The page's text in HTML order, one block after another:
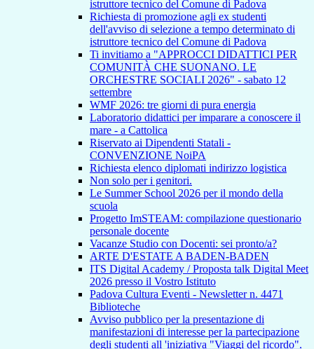
istruttore tecnico del Comune di Padova
Richiesta di promozione agli ex studenti
dell'avviso di selezione a tempo determinato di
istruttore tecnico del Comune di Padova
Ti invitiamo a "APPROCCI DIDATTICI PER
COMUNITÀ CHE SUONANO. LE
ORCHESTRE SOCIALI 2026" - sabato 12
settembre
WMF 2026: tre giorni di pura energia
Laboratorio didattici per imparare a conoscere il
mare - a Cattolica
Riservato ai Dipendenti Statali -
CONVENZIONE NoiPA
Richiesta elenco diplomati indirizzo logistica
Non solo per i genitori.
Le Summer School 2026 per il mondo della
scuola
Progetto ImSTEAM: compilazione questionario
personale docente
Vacanze Studio con Docenti: sei pronto/a?
ARTE D'ESTATE A BADEN-BADEN
ITS Digital Academy / Proposta talk Digital Meet
2026 presso il Vostro Istituto
Padova Cultura Eventi - Newsletter n. 4471
Biblioteche
Avviso pubblico per la presentazione di
manifestazioni di interesse per la partecipazione
degli studenti all 'iniziativa "Viaggi del ricordo".